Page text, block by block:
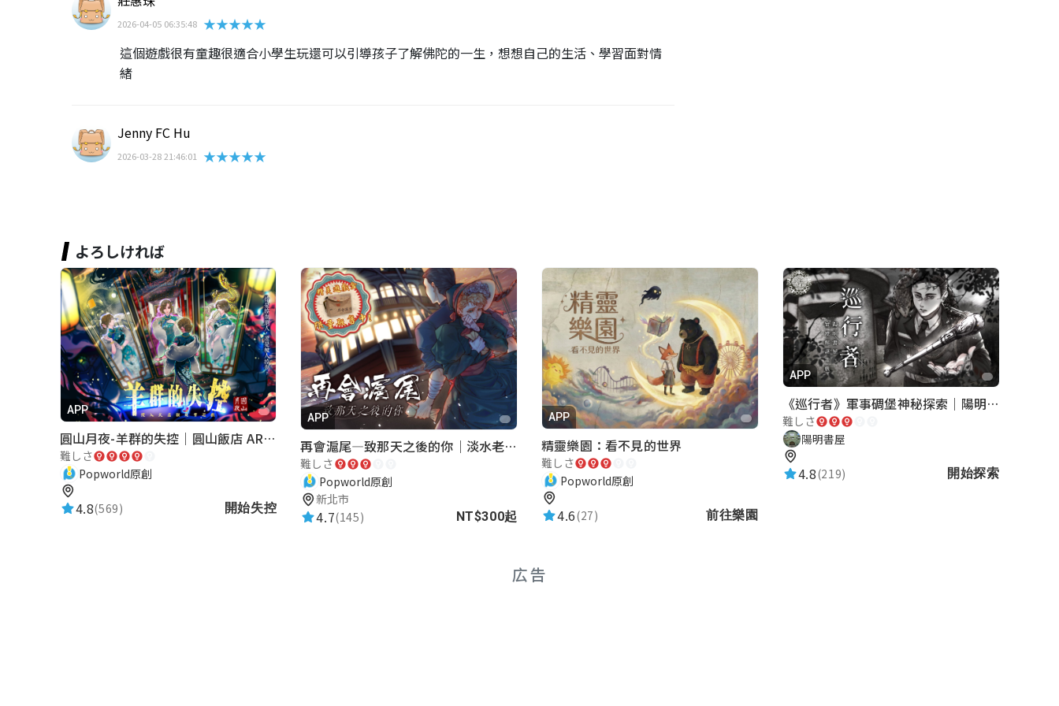
2026-04-05 06:35:48 ★★★★★
這個遊戲很有童趣很適合小學生玩還可以引導孩子了解佛陀的一生，想想自己的生活、學習面對情
緒
Jenny FC Hu
2026-03-28 21:46:01 ★★★★★
よろしければ
APP
圓山月夜-羊群的失控｜圓山飯店 ARG實境解謎遊戲
難しさ
Popworld原創
4.8(569) 開始失控
APP
再會滬尾—致那天之後的你｜淡水老街實境遊戲｜實體遊戲盒
難しさ
Popworld原創
新北市
4.7(145) NT$300起
APP
精靈樂園：看不見的世界
難しさ
Popworld原創
4.6(27) 前往樂園
APP
《巡行者》軍事碉堡神秘探索｜陽明書屋實境遊戲
難しさ
陽明書屋
4.8(219) 開始探索
広告